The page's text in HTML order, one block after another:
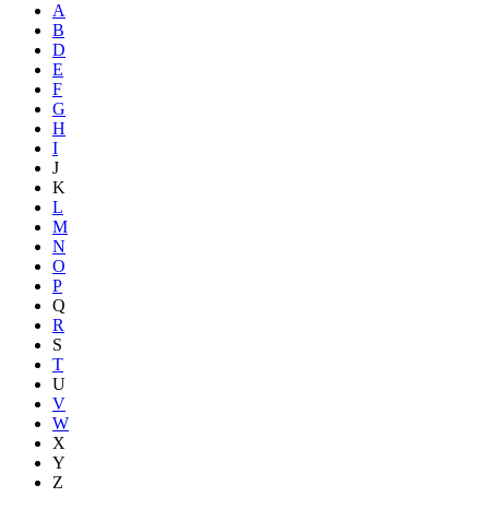
A
B
D
E
F
G
H
I
J
K
L
M
N
O
P
Q
R
S
T
U
V
W
X
Y
Z